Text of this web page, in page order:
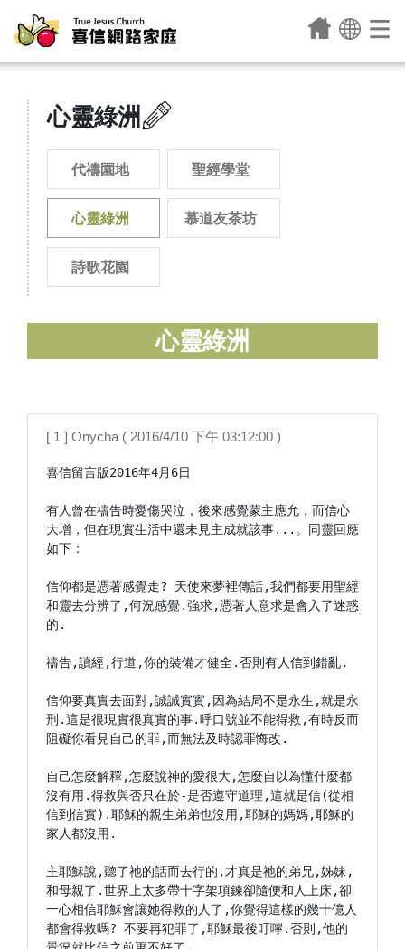
心靈綠洲
代禱園地 聖經學堂
心靈綠洲 慕道友茶坊
詩歌花園
心靈綠洲
[ 1 ] Onycha ( 2016/4/10 下午 03:12:00 )
喜信留言版2016年4月6日
有人曾在禱告時憂傷哭泣，後來感覺蒙主應允，而信心
大增，但在現實生活中還未見主成就該事...。同靈回應
如下：
信仰都是憑著感覺走? 天使來夢裡傳話,我們都要用聖經
和靈去分辨了,何況感覺.強求,憑著人意求是會入了迷惑
的.
禱告,讀經,行道,你的裝備才健全.否則有人信到錯亂.
信仰要真實去面對,誠誠實實,因為結局不是永生,就是永
刑.這是很現實很真實的事.呼口號並不能得救,有時反而
阻礙你看見自己的罪,而無法及時認罪悔改.
自己怎麼解釋,怎麼說神的愛很大,怎麼自以為懂什麼都
沒有用.得救與否只在於-是否遵守道理,這就是信(從相
信到信實).耶穌的親生弟弟也沒用,耶穌的媽媽,耶穌的
家人都沒用.
主耶穌說,聽了祂的話而去行的,才真是祂的弟兄,姊妹,
和母親了.世界上太多帶十字架項鍊卻隨便和人上床,卻
一心相信耶穌會讓她得救的人了,你覺得這樣的幾十億人
都會得救嗎? 不要再犯罪了,耶穌最後叮嚀.否則,他的